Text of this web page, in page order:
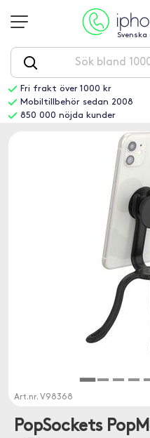
Fri frakt över 1000 kr
Mobiltillbehör sedan 2008
850 000 nöjda kunder
Art.nr. V98368
PopSockets